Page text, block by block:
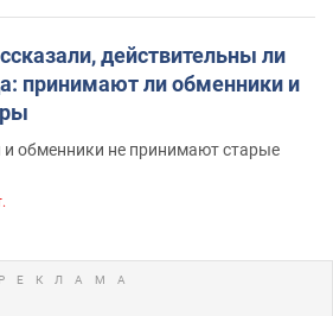
действительны ли
принимают ли обменники и
и обменники не принимают старые